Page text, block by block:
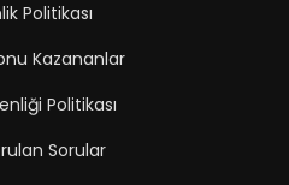
Politikası
Kazananlar
Politikası
Sorular